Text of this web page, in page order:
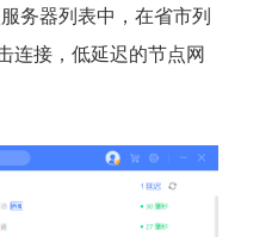
务器列表中，在省市列
连接， 低延迟的节点网